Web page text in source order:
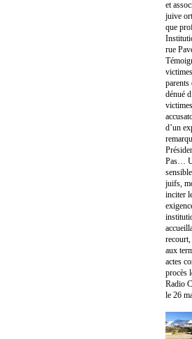
et
juive
que
rue
parents
dénué
d’un
Pas…
juifs,
inciter
recourt,
aux
actes
procès
Radio
le 26